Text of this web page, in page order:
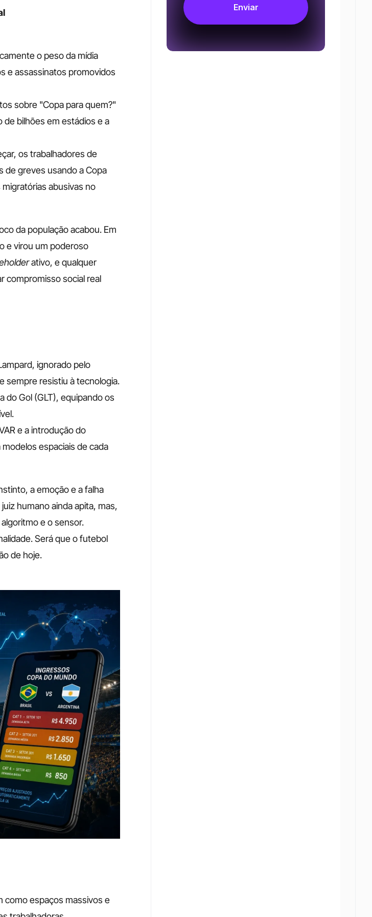
o peso da mídia
e assassinatos promovidos
sobre "Copa para quem?"
bilhões em estádios e a
os trabalhadores de
de greves usando a Copa
abusivas no
da população acabou. Em
e virou um poderoso
ativo, e qualquer
compromisso social real
ignorado pelo
sempre resistiu à tecnologia.
do Gol (GLT), equipando os
e a introdução do
espaciais de cada
a emoção e a falha
humano ainda apita, mas,
e o sensor.
Será que o futebol
de hoje.
como espaços massivos e